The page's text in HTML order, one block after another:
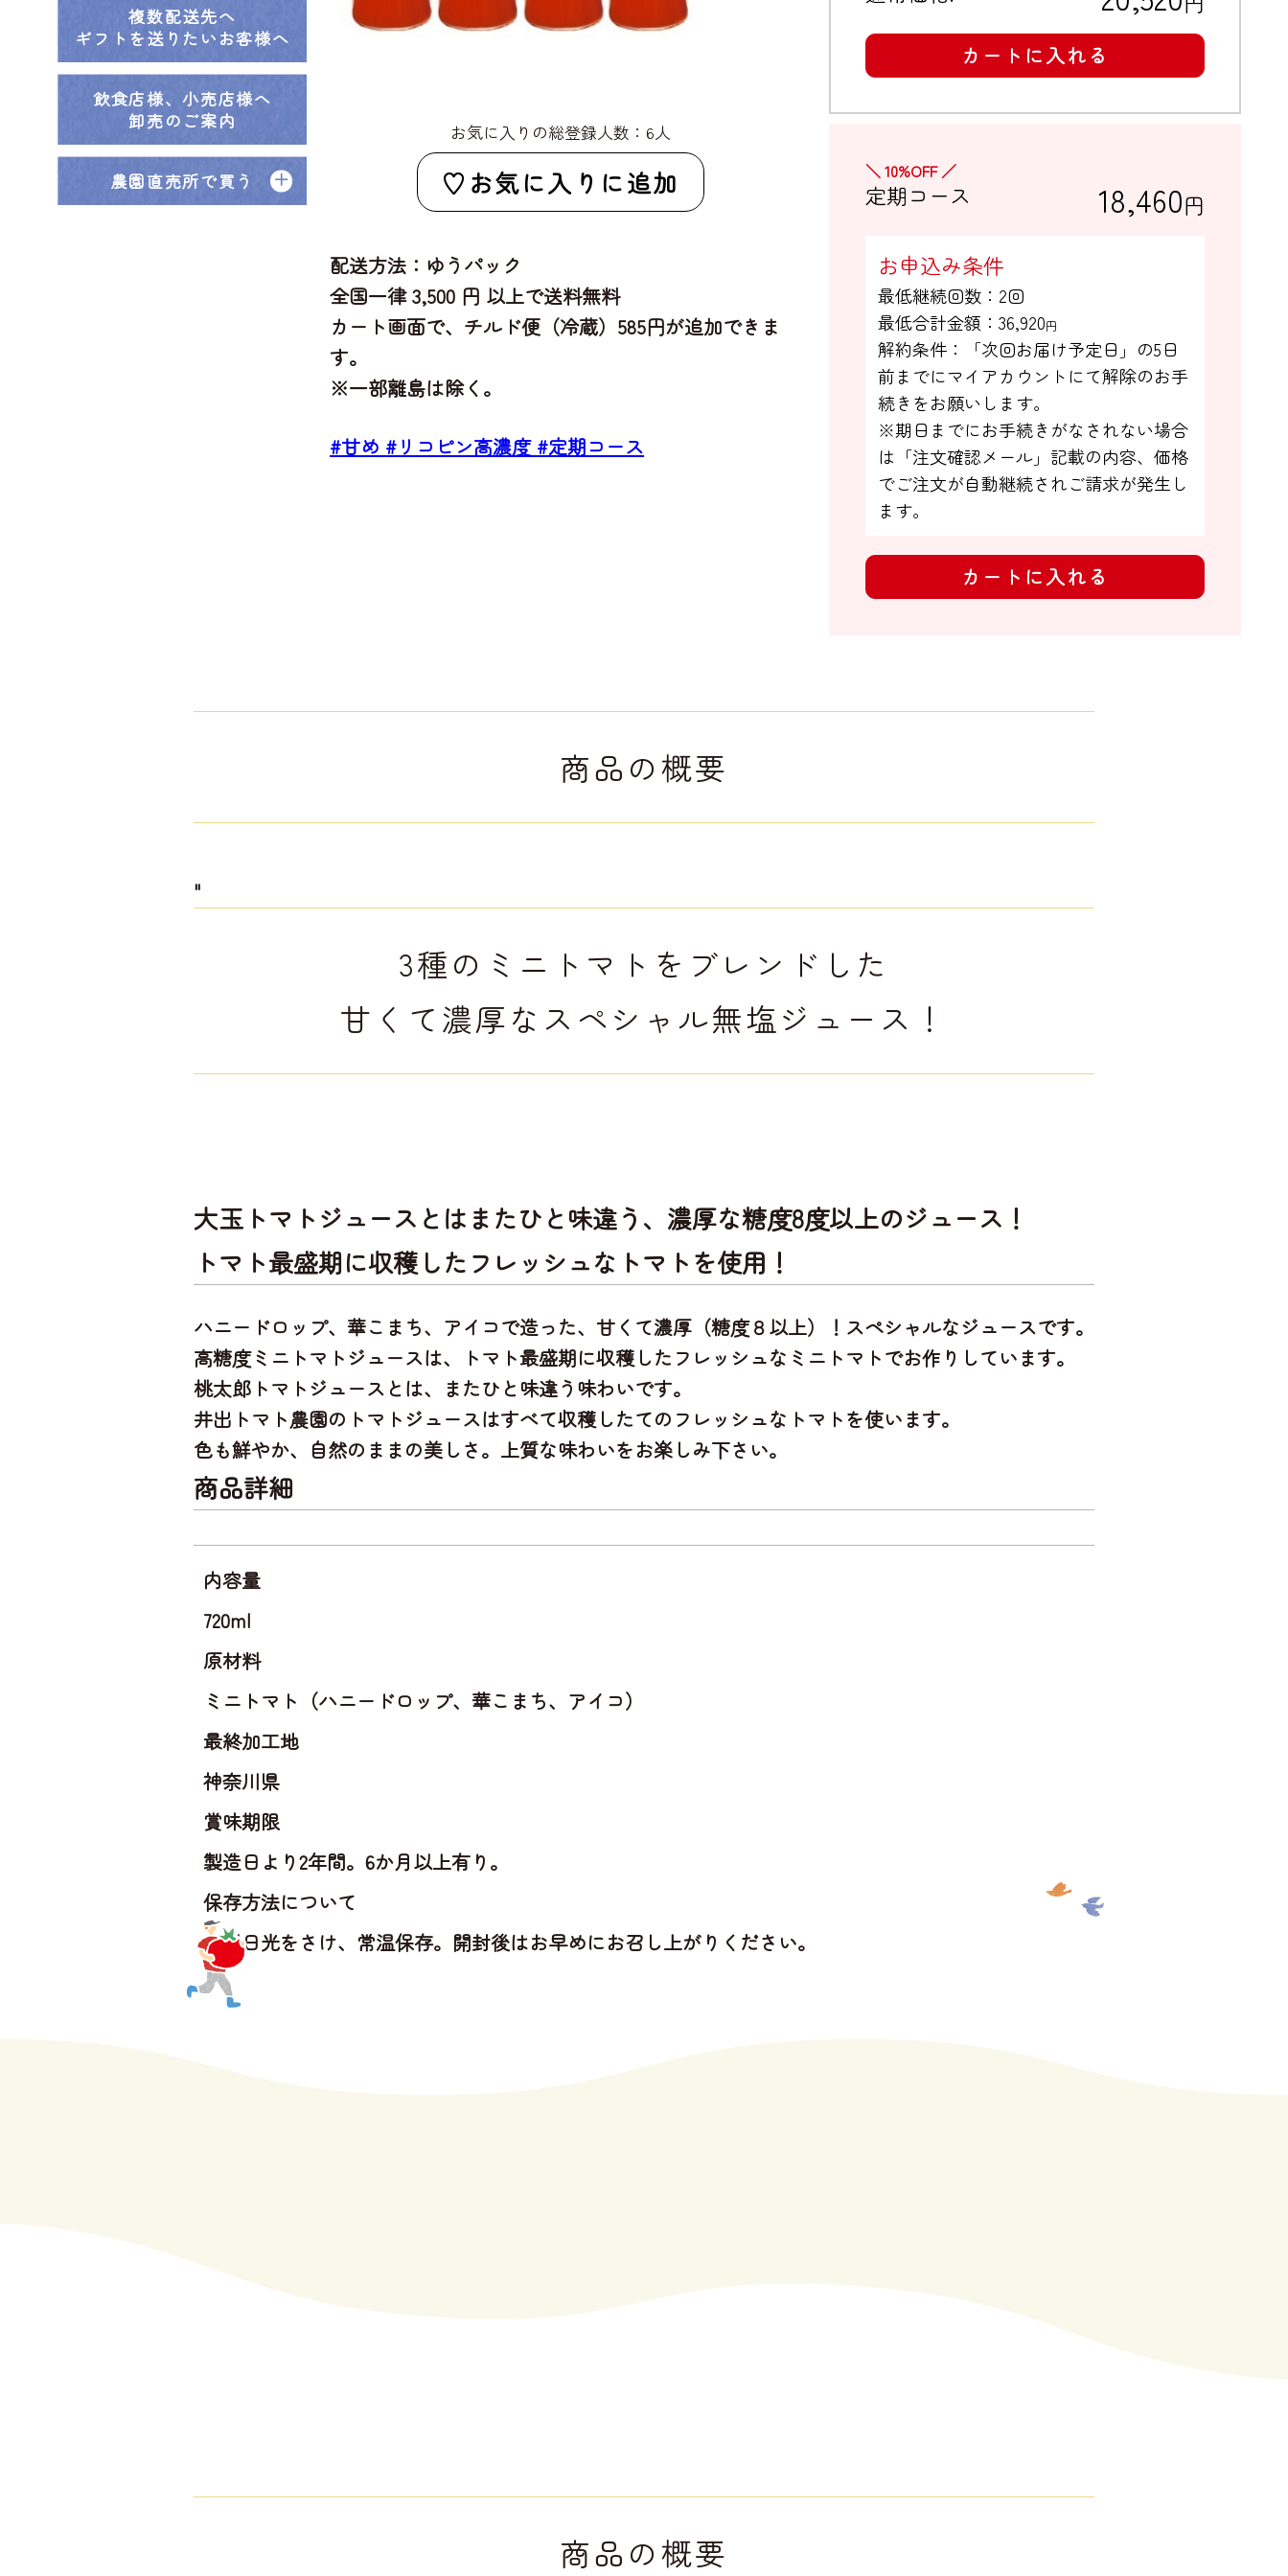
お気に入りの総登録人数：6人
お気に入りに追加
配送方法：ゆうパック
全国一律 3,500 円 以上で送料無料
カート画面で、チルド便（冷蔵）585円が追加できま
す。
※一部離島は除く。
#甘め #リコピン高濃度 #定期コース
カートに入れる
＼ 10%OFF ／
定期コース 18,460円
お申込み条件
最低継続回数：2回
最低合計金額：36,920円
解約条件：「次回お届け予定日」の5日
前までにマイアカウントにて解除のお手
続きをお願いします。
※期日までにお手続きがなされない場合
は「注文確認メール」記載の内容、価格
でご注文が自動継続されご請求が発生し
ます。
カートに入れる
複数配送先へ
ギフトを送りたいお客様へ
飲食店様、小売店様へ
卸売のご案内
農園直売所で買う
商品の概要
"
3種のミニトマトをブレンドした
甘くて濃厚なスペシャル無塩ジュース！
大玉トマトジュースとはまたひと味違う、濃厚な糖度8度以上のジュース！
トマト最盛期に収穫したフレッシュなトマトを使用！
ハニードロップ、華こまち、アイコで造った、甘くて濃厚（糖度８以上）！スペシャルなジュースです。
高糖度ミニトマトジュースは、
トマト最盛期に収穫したフレッシュなミニトマトでお作りしています。
桃太郎トマトジュースとは、またひと味違う味わいです。
井出トマト農園のトマトジュースはすべて収穫したてのフレッシュなトマトを使います。
色も鮮やか、自然のままの美しさ。上質な味わいをお楽しみ下さい。
商品詳細
内容量
720ml
原材料
ミニトマト（ハニードロップ、華こまち、アイコ）
最終加工地
神奈川県
賞味期限
製造日より2年間。6か月以上有り。
保存方法について
直射日光をさけ、常温保存。開封後はお早めにお召し上がりください。
商品の概要